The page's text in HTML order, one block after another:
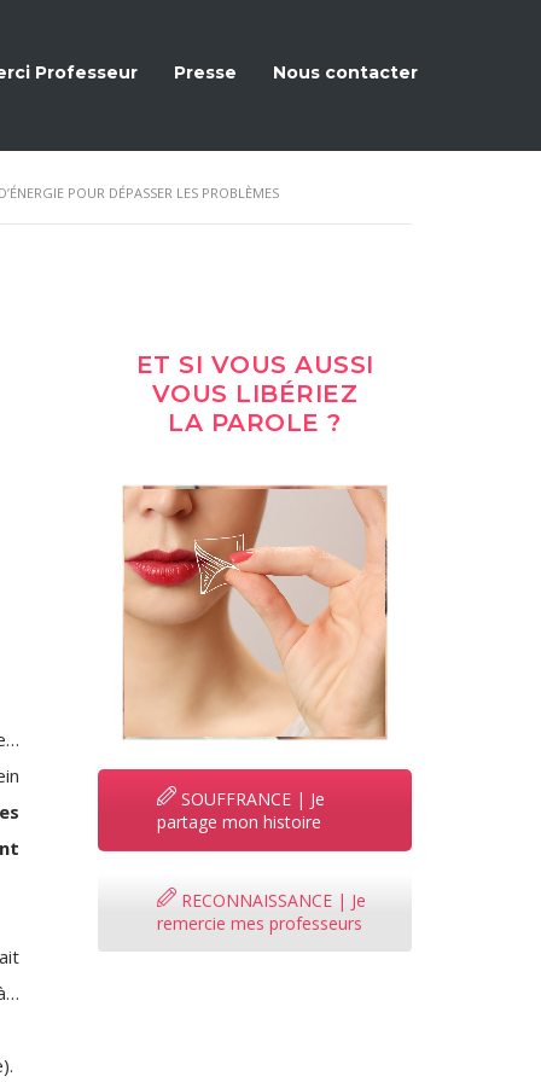
Professeur Presse Nous contacter
POUR DÉPASSER LES PROBLÈMES
ET SI VOUS AUSSI
VOUS LIBÉRIEZ
LA PAROLE ?
SOUFFRANCE | Je
partage mon histoire
RECONNAISSANCE | Je
remercie mes professeurs